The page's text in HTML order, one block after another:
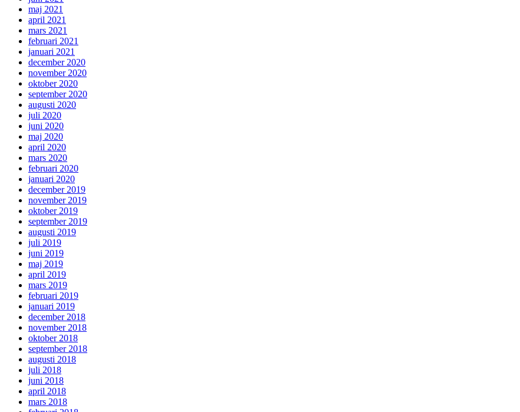
maj 2021
april 2021
mars 2021
februari 2021
januari 2021
december 2020
november 2020
oktober 2020
september 2020
augusti 2020
juli 2020
juni 2020
maj 2020
april 2020
mars 2020
februari 2020
januari 2020
december 2019
november 2019
oktober 2019
september 2019
augusti 2019
juli 2019
juni 2019
maj 2019
april 2019
mars 2019
februari 2019
januari 2019
december 2018
november 2018
oktober 2018
september 2018
augusti 2018
juli 2018
juni 2018
april 2018
mars 2018